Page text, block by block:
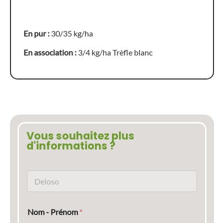
En pur : 30/35 kg/ha
En association : 3/4 kg/ha Trèfle blanc
Vous souhaitez plus
d'informations ?
m
u
Nom - Prénom *